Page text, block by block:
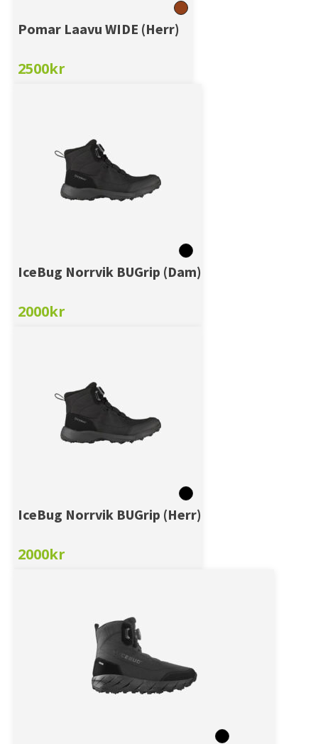
Pomar Laavu WIDE (Herr)
2500kr
IceBug Norrvik BUGrip (Dam)
2000kr
IceBug Norrvik BUGrip (Herr)
2000kr